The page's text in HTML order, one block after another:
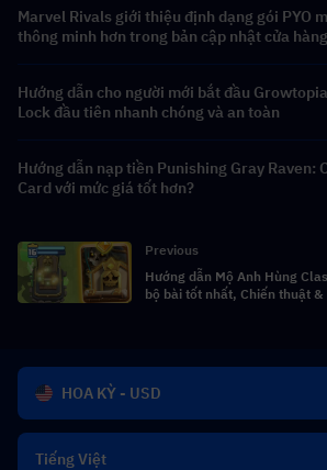
Marvel Rivals giới thiệu định dạng gói PYO
thông minh hơn trong bản cập nhật cửa
Hướng dẫn cho người mới bắt đầu
Lock đầu tiên nhanh chóng và an toàn
Hướng dẫn nạp tiền Punishing Gray Raven:
Card với mức giá tốt hơn?
Previous
Hướng dẫn Mộ Anh Hùng
bộ bài tốt nhất, Chiến thuật
HOA KỲ - USD
Tiếng Việt